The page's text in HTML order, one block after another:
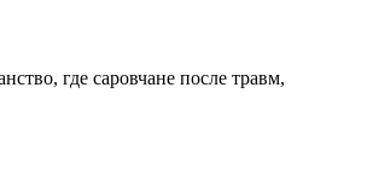
где саровчане после травм,